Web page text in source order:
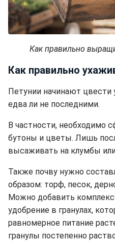
Как правильно
Как правильно
Петунии начинают
едва ли не последними.
В частности, необходимо
бутоны и цветы. Лишь
высаживать на клумбы
Также почву нужно
образом: торф, песок,
Можно добавить
удобрение в гранулах,
равномерное питание
гранулы постепенно